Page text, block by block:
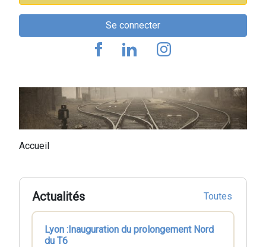
Se connecter
Fil
d'Ariane
Accueil
Actualités Toutes
Lyon :Inauguration du prolongement Nord
du T6